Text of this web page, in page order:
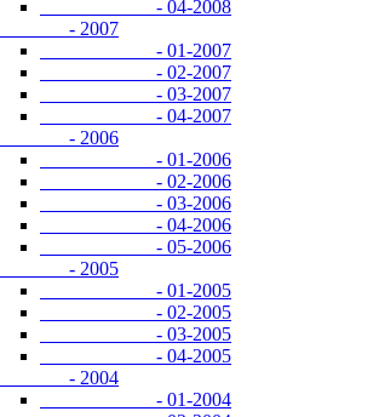
- 04-2008
- 2007
- 01-2007
- 02-2007
- 03-2007
- 04-2007
- 2006
- 01-2006
- 02-2006
- 03-2006
- 04-2006
- 05-2006
- 2005
- 01-2005
- 02-2005
- 03-2005
- 04-2005
- 2004
- 01-2004